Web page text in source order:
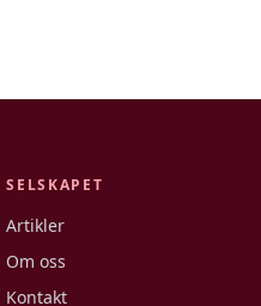
SELSKAPET
Artikler
Om oss
Kontakt